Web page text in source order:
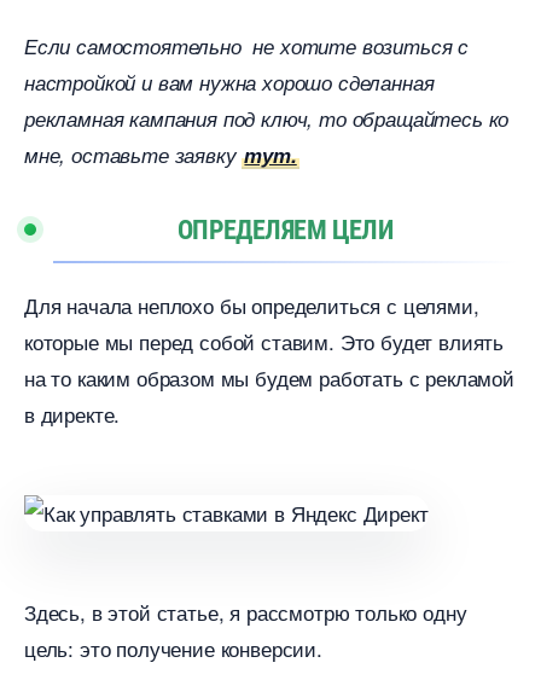
Если самостоятельно не хотите возиться с
настройкой и вам нужна хорошо сделанная
рекламная кампания под ключ, то обращайтесь ко
мне, оставьте заявкутут.
ОПРЕДЕЛЯЕМ ЦЕЛИ
Для начала неплохо бы определиться с целями,
которые мы перед собой ставим. Это будет влиять
на то каким образом мы будем работать с рекламой
директе.
Здесь, в этой статье, я рассмотрю только одну
цель: это получение конверсии.